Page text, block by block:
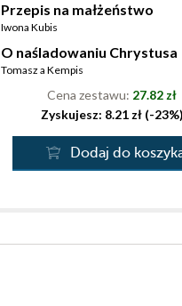
Przepis na małżeństwo
Iwona Kubis
O naśladowaniu Chrystusa
Tomasz a Kempis
Cena zestawu: 27.82 zł
Zyskujesz: 8.21 zł (-23%)
Dodaj do